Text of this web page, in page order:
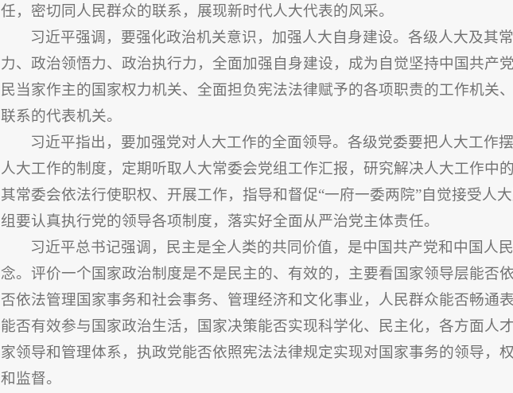
任，密切同人民群众的联系，展现新时代人大代表的风采。
习近平强调，要强化政治机关意识，加强人大自身建设。各级人大及其
力、政治领悟力、政治执行力，全面加强自身建设，成为自觉坚持中国共产
民当家作主的国家权力机关、全面担负宪法法律赋予的各项职责的工作机关
联系的代表机关。
习近平指出，要加强党对人大工作的全面领导。各级党委要把人大工作
人大工作的制度，定期听取人大常委会党组工作汇报，研究解决人大工作中
其常委会依法行使职权、开展工作，指导和督促“一府一委两院”自觉接受人
组要认真执行党的领导各项制度，落实好全面从严治党主体责任。
习近平总书记强调，民主是全人类的共同价值，是中国共产党和中国人
念。评价一个国家政治制度是不是民主的、有效的，主要看国家领导层能否
否依法管理国家事务和社会事务、管理经济和文化事业，人民群众能否畅通
能否有效参与国家政治生活，国家决策能否实现科学化、民主化，各方面人
家领导和管理体系，执政党能否依照宪法法律规定实现对国家事务的领导，
和监督。